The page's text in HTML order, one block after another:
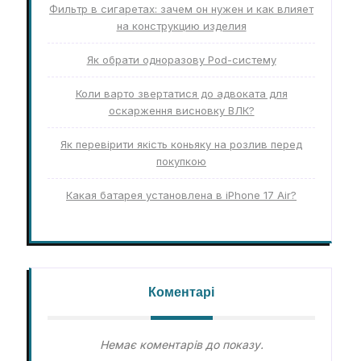
Фильтр в сигаретах: зачем он нужен и как влияет
на конструкцию изделия
Як обрати одноразову Pod-систему
Коли варто звертатися до адвоката для
оскарження висновку ВЛК?
Як перевірити якість коньяку на розлив перед
покупкою
Какая батарея установлена в iPhone 17 Air?
Коментарі
Немає коментарів до показу.